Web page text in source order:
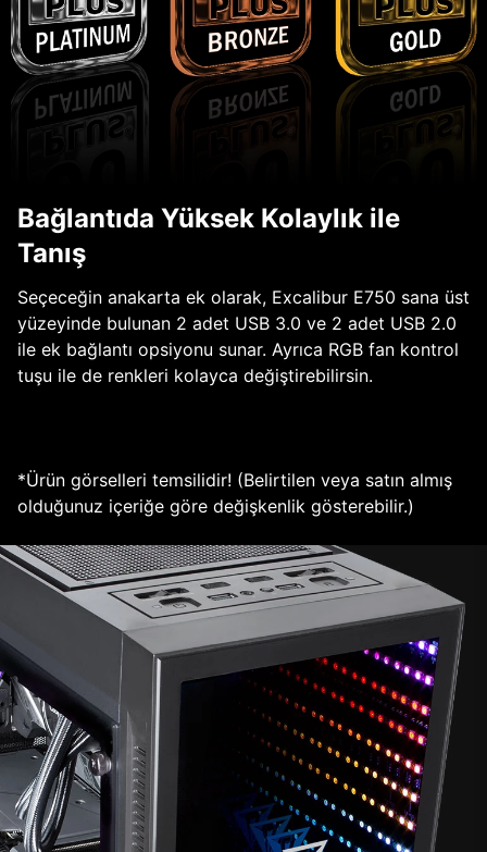
Bağlantıda Yüksek Kolaylık ile
Tanış
Seçeceğin anakarta ek olarak, Excalibur E750 sana üst
yüzeyinde bulunan 2 adet USB 3.0 ve 2 adet USB 2.0
ile ek bağlantı opsiyonu sunar. Ayrıca RGB fan kontrol
tuşu ile de renkleri kolayca değiştirebilirsin.
*Ürün görselleri temsilidir! (Belirtilen veya satın almış
olduğunuz içeriğe göre değişkenlik gösterebilir.)